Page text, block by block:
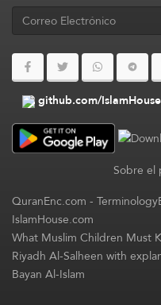
github.com/
Sobre el
QuranEnc.com-
IslamHouse.com
What Muslim Children Must
Riyadh Al-Salheen with
Bayan Al-Islam